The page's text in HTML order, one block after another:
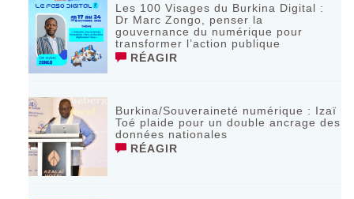
Les 100 Visages du Burkina Digital :
Dr Marc Zongo, penser la
gouvernance du numérique pour
transformer l’action publique
RÉAGIR
Burkina/Souveraineté numérique : Izaï
Toé plaide pour un double ancrage des
données nationales
RÉAGIR